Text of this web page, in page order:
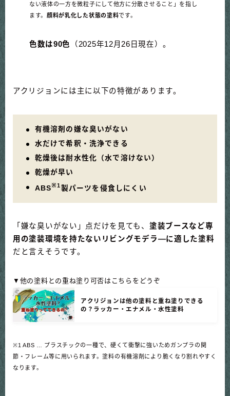
ない液体の一方を微粒子にして他方に分散させること」を指し
ます。 顔料が乳化した状態の塗料です。
色数は90色 （2025年12月26日現在）。
アクリジョンには主に以下の特徴があります。
有機溶剤の嫌な臭いがない
水だけで希釈・洗浄できる
乾燥後は耐水性化（水で溶けない）
乾燥が早い
ABS※1製パーツを侵食しにくい
「嫌な臭いがない」点だけを見ても、 塗装ブースなど専
用の塗装環境を持たないリビングモデラ―に適した塗料
だと言えそうです。
▼他の塗料との重ね塗り可否はこちらをどうぞ
アクリジョンは他の塗料と重ね塗りできる
の？ラッカー・エナメル・水性塗料
※1 ABS … プラスチックの一種で、硬くて衝撃に強いためガンプラの関
節・フレーム等に用いられます。塗料の有機溶剤により脆くなり割れやすく
なります。